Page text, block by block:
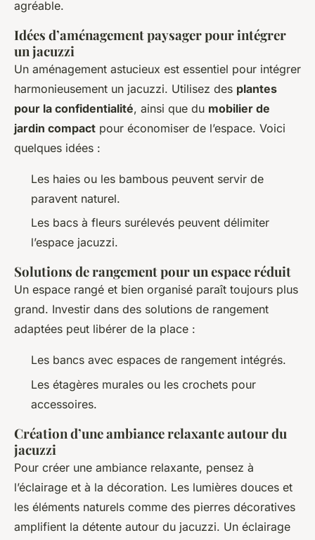
agréable.
Idées d’aménagement paysager pour intégrer
un jacuzzi
Un aménagement astucieux est essentiel pour intégrer
harmonieusement un jacuzzi. Utilisez des plantes
pour la confidentialité, ainsi que du mobilier de
jardin compact pour économiser de l’espace. Voici
quelques idées :
Les haies ou les bambous peuvent servir de
paravent naturel.
Les bacs à fleurs surélevés peuvent délimiter
l’espace jacuzzi.
Solutions de rangement pour un espace réduit
Un espace rangé et bien organisé paraît toujours plus
grand. Investir dans des solutions de rangement
adaptées peut libérer de la place :
Les bancs avec espaces de rangement intégrés.
Les étagères murales ou les crochets pour
accessoires.
Création d’une ambiance relaxante autour du
jacuzzi
Pour créer une ambiance relaxante, pensez à
l’éclairage et à la décoration. Les lumières douces et
les éléments naturels comme des pierres décoratives
amplifient la détente autour du jacuzzi. Un éclairage